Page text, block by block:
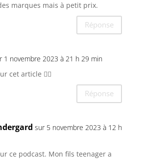
marques mais à petit prix.
Réponse
1 novembre 2023 à 21 h 29 min
cet article 👍🏽
Réponse
sur 5 novembre 2023 à 12 h
ce podcast. Mon fils teenager a